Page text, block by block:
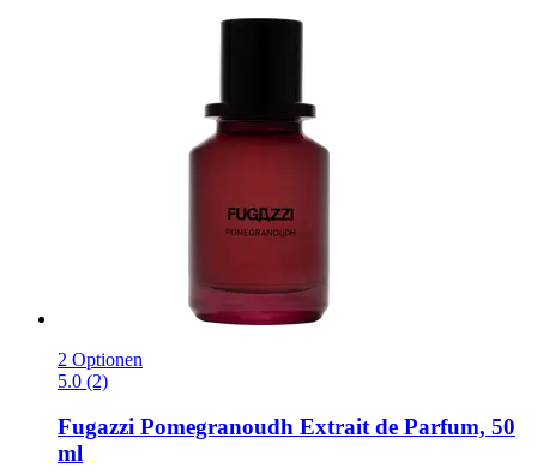
2 Optionen
5.0 (2)
Fugazzi Pomegranoudh Extrait de Parfum, 50
ml